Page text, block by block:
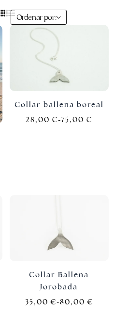
Ordenar por:
Collar ballena boreal
28,00€-75,00€
Collar Ballena
Jorobada
35,00€-80,00€